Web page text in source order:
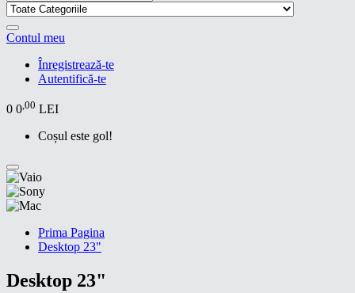
Contul meu
Înregistrează-te
Autentifică-te
0 0,00 LEI
Coșul este gol!
Prima Pagina
Desktop 23"
Desktop 23"